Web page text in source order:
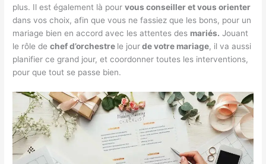
plus. Il est également là pourvous conseiller et vous orienter
dans vos choix, afin que vous ne fassiez que les bons, pour un
mariage bien en accord avec les attentes des mariés. Jouant
le rôle dechef d’orchestre le jourde votre mariage, il va aussi
planifier ce grand jour, et coordonner toutes les interventions,
pour que tout se passe bien.